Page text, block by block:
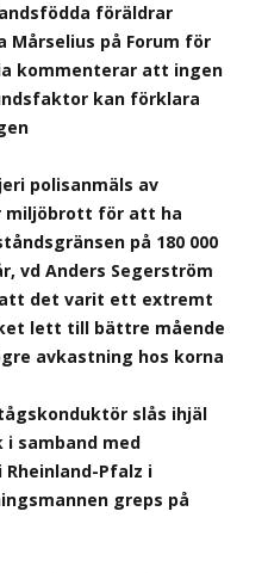
föräldrar
Mårselius på Forum för
kommenterar att ingen
kan förklara
polisanmäls av
miljöbrott för att ha
på 180 000
vd Anders Segerström
det varit ett extremt
lett till bättre mående
avkastning hos korna
slås ihjäl
i samband med
Pfalz i
greps på